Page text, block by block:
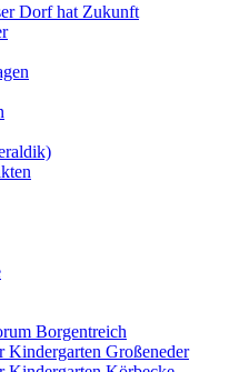
Dorf hat Zukunft
Borgentreich
Kindergarten Großeneder